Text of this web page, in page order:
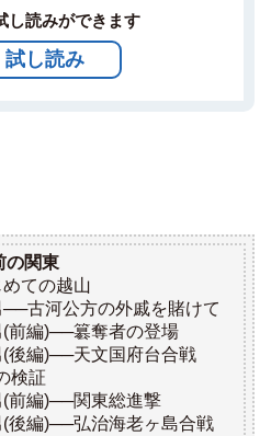
し読みができます
試し読み
の関東
ての越山
古河公方の外戚を賭けて
前編)──簒奪者の登場
後編)──天文国府台合戦
検証
前編)──関東総進撃
後編)──弘治海老ヶ島合戦